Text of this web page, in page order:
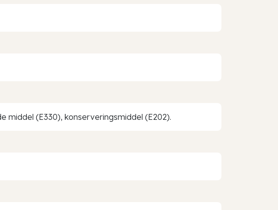
middel (E330), konserveringsmiddel (E202).